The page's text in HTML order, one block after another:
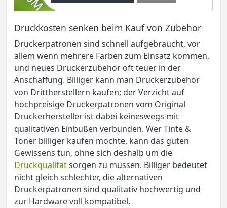
Druckkosten senken beim Kauf von Zubehör
Druckerpatronen sind schnell aufgebraucht, vor
allem wenn mehrere Farben zum Einsatz kommen,
und neues Druckerzubehör oft teuer in der
Anschaffung. Billiger kann man Druckerzubehör
von Drittherstellern kaufen; der Verzicht auf
hochpreisige Druckerpatronen vom Original
Druckerhersteller ist dabei keineswegs mit
qualitativen Einbußen verbunden. Wer Tinte &
Toner billiger kaufen möchte, kann das guten
Gewissens tun, ohne sich deshalb um die
Druckqualitätsorgen zu müssen. Billiger bedeutet
nicht gleich schlechter, die alternativen
Druckerpatronen sind qualitativ hochwertig und
zur Hardware voll kompatibel.